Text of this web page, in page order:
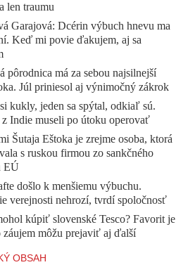
len traumu
Garajová: Dcérin výbuch hnevu ma
Keď mi povie ďakujem, aj sa
pôrodnica má za sebou najsilnejší
Júl priniesol aj výnimočný zákrok
kukly, jeden sa spýtal, odkiaľ sú.
z Indie museli po útoku operovať
Šutaja Eštoka je zrejme osoba, ktorá
s ruskou firmou zo sankčného
EÚ
došlo k menšiemu výbuchu.
verejnosti nehrozí, tvrdí spoločnosť
kúpiť slovenské Tesco? Favorit je
záujem môžu prejaviť aj ďalší
OBSAH